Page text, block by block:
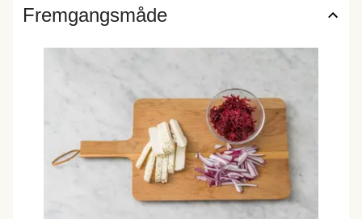
Fremgangsmåde